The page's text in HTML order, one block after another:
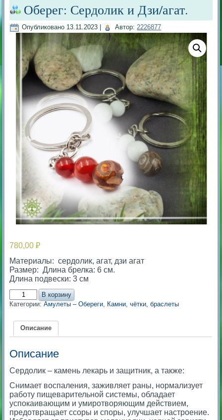
Оберег: Сердолик и Дзи/агат.
Опубликовано 13.11.2023 Автор: 2226877
780,00₽
Материалы: сердолик, агат, дзи агат
Размер: Длина брелка: 6 см.
Длина подвески: 3 см
Количество
товара
Оберег:
Дзи/
агат.
В корзину
Категории:Амулеты – Обереги Камни, чётки, браслеты
Описание
Описание
Сердолик – камень лекарь и защитник, а также:
Снимает воспаления, заживляет раны, нормализует
работу пищеварительной системы, обладает
успокаивающим и умиротворяющим действием,
предотвращает ссоры и споры, улучшает настроение.